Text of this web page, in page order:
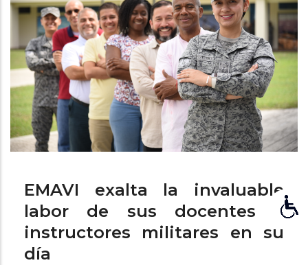
la
navegación
EMAVI exalta la invaluable
labor de sus docentes e
instructores militares en su
día